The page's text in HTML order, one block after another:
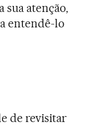
atenção,
entendê-lo
de revisitar